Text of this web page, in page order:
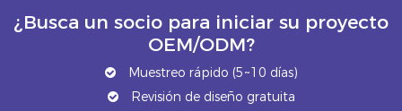
¿Busca un socio para iniciar su proyecto
OEM/ODM?
Muestreo rápido (5~10 días)
Revisión de diseño gratuita